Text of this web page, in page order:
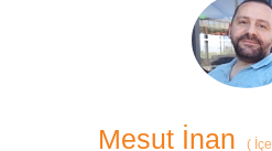
Mesut İnan (